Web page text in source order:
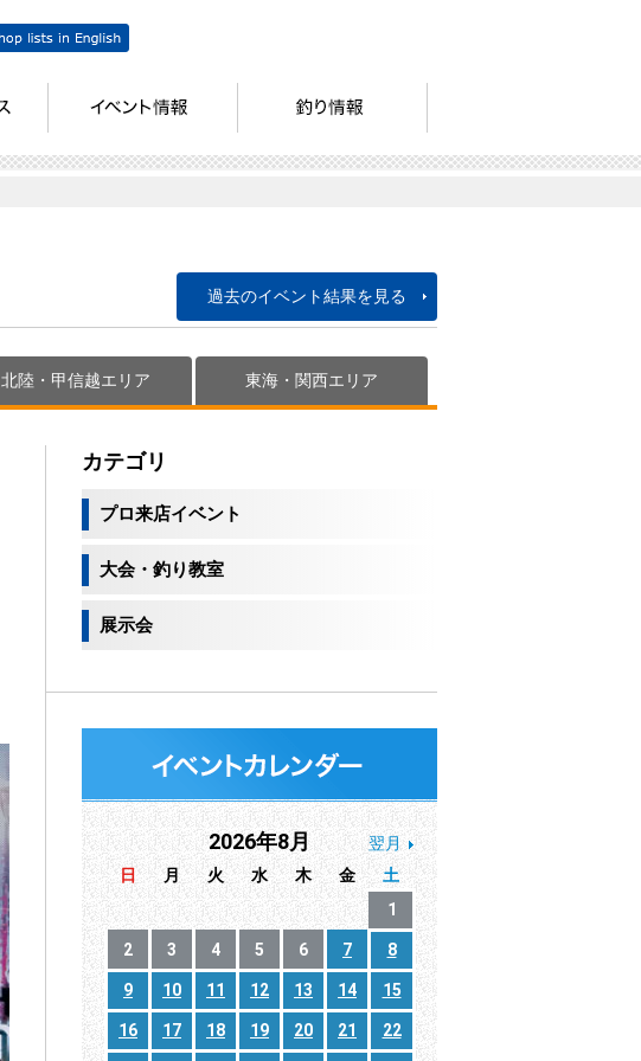
過去のイベント結果を見る
北陸・甲信越エリア 東海・関西エリア
カテゴリ
プロ来店イベント
大会・釣り教室
展示会
2026年8月
翌月
日
月 火 水 木 金
土
1
2 3 4 5 6 7 8
9 10 11 12 13 14 15
16 17 18 19 20 21 22